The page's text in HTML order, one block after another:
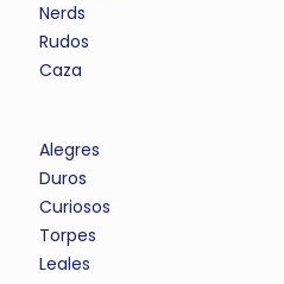
Nerds
Rudos
Caza
Alegres
Duros
Curiosos
Torpes
Leales